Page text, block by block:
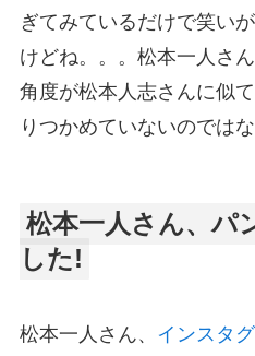
ぎてみているだけで笑い
けどね。。。松本一人さ
角度が松本人志さんに似
りつかめていないのでは
松本一人さん、パ
した!
松本一人さん、 インスタ